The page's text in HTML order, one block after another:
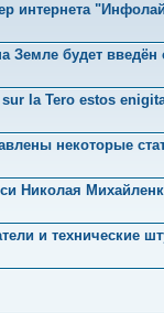
интернета
Земле будет
la Tero estos
некоторые
Николая
и технические